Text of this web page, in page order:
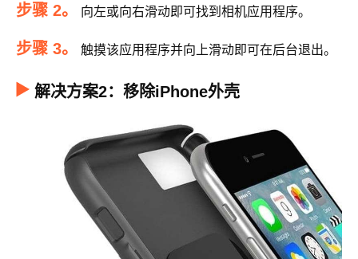
步骤 2。 向左或向右滑动即可找到相机应用程序。
步骤 3。 触摸该应用程序并向上滑动即可在后台退出。
解决方案2：移除iPhone外壳